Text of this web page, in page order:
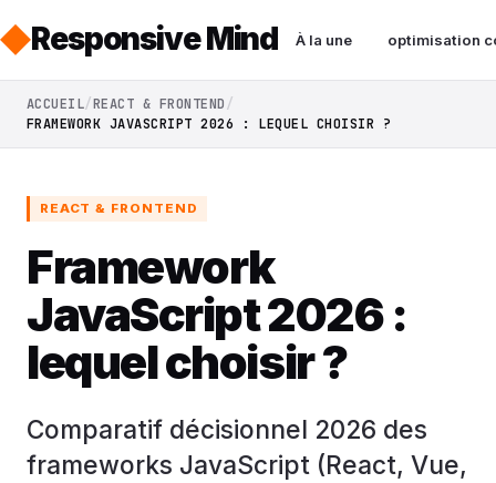
Responsive Mind À la une optimisation
ACCUEIL REACT & FRONTEND
FRAMEWORK JAVASCRIPT 2026 : LEQUEL CHOISIR ?
REACT & FRONTEND
Framework
JavaScript 2026 :
lequel choisir ?
Comparatif décisionnel 2026 des
frameworks JavaScript (React, Vue,